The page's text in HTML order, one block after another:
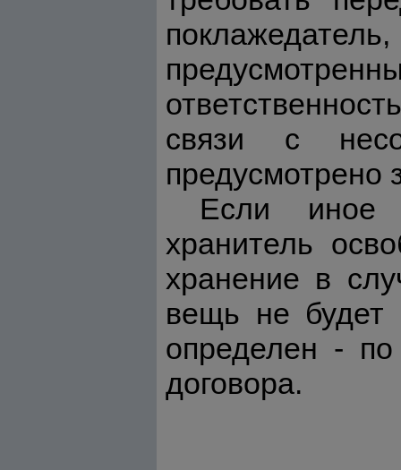
связи с
предусмотрено
Если иное
хранитель
хранение в
вещь не будет
определен -
договора.